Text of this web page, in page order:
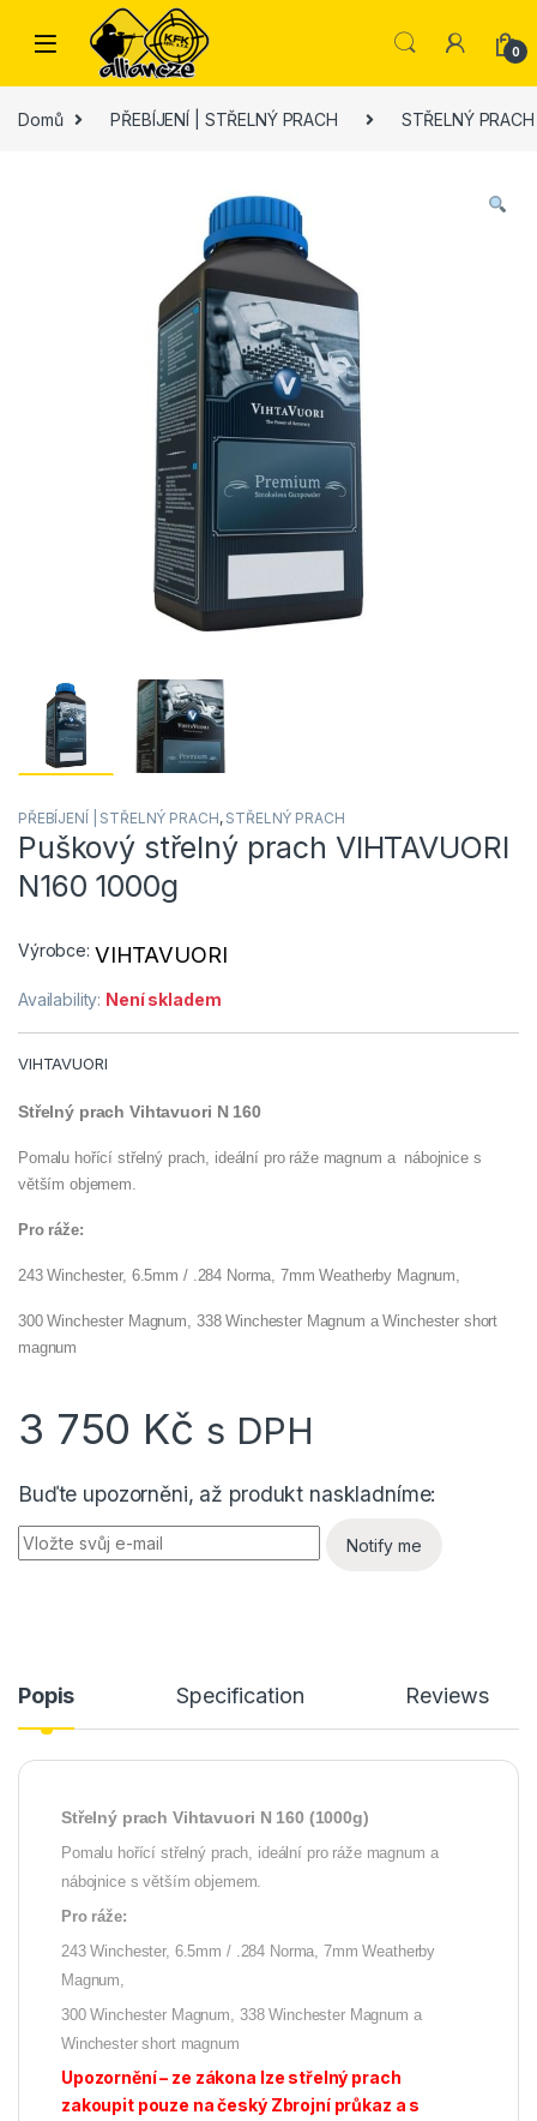
Skip to navigation
Skip to content
0
Domů PŘEBÍJENÍ | STŘELNÝ PRACH STŘELNÝ PRACH
PŘEBÍJENÍ | STŘELNÝ PRACH, STŘELNÝ PRACH
Puškový střelný prach VIHTAVUORI
N160 1000g
Výrobce: VIHTAVUORI
Availability: Není skladem
VIHTAVUORI
Střelný prach Vihtavuori N 160
Pomalu hořící střelný prach, ideální pro ráže magnum a nábojnice s
větším objemem.
Pro ráže:
243 Winchester, 6.5mm / .284 Norma, 7mm Weatherby Magnum,
300 Winchester Magnum, 338 Winchester Magnum a Winchester short
magnum
3 750 Kč s DPH
Buďte upozorněni, až produkt naskladníme:
Notify me
Popis Specification Reviews
Střelný prach Vihtavuori N 160 (1000g)
Pomalu hořící střelný prach, ideální pro ráže magnum a
nábojnice s větším objemem.
Pro ráže:
243 Winchester, 6.5mm / .284 Norma, 7mm Weatherby
Magnum,
300 Winchester Magnum, 338 Winchester Magnum a
Winchester short magnum
Upozornění – ze zákona lze střelný prach
zakoupit pouze na český Zbrojní průkaz a s